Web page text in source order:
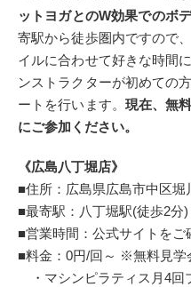
ットヨガとのW効果でのボ
寄駅から徒歩圏内ですので
イルに合わせて好きな時間
ンストラクターが初めての
ートを行います。 現在、無
にご参加ください。
《広島八丁堀店》
■住所：広島県広島市中区
■最寄駅：八丁堀駅(徒歩2分)
■営業時間：公式サイトを
■料金：0円/回～ ※無料見学
・マシンピラティス月4回